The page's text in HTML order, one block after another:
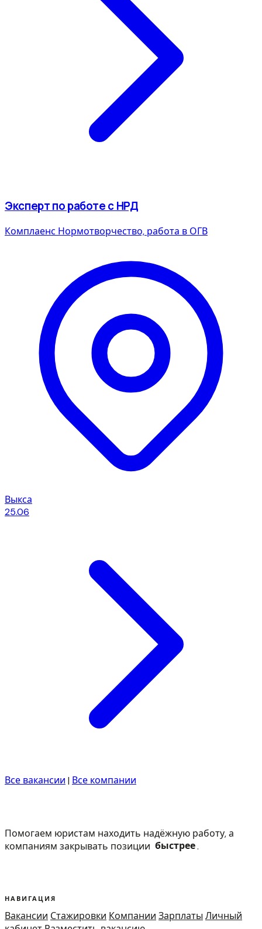
Эксперт по работе с НРД
Комплаенс Нормотворчество, работа в ОГВ
Выкса
25.06
Все вакансии | Все компании
Помогаем юристам находить надёжную работу, а
компаниям закрывать позиции быстрее.
НАВИГАЦИЯ
Вакансии Стажировки Компании Зарплаты Личный